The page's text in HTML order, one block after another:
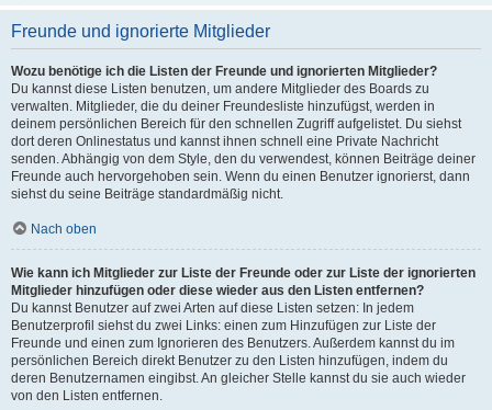
Freunde und ignorierte Mitglieder
Wozu benötige ich die Listen der Freunde und ignorierten Mitglieder?
Du kannst diese Listen benutzen, um andere Mitglieder des Boards zu
verwalten. Mitglieder, die du deiner Freundesliste hinzufügst, werden in
deinem persönlichen Bereich für den schnellen Zugriff aufgelistet. Du siehst
dort deren Onlinestatus und kannst ihnen schnell eine Private Nachricht
senden. Abhängig von dem Style, den du verwendest, können Beiträge deiner
Freunde auch hervorgehoben sein. Wenn du einen Benutzer ignorierst, dann
siehst du seine Beiträge standardmäßig nicht.
Nach oben
Wie kann ich Mitglieder zur Liste der Freunde oder zur Liste der ignorierten
Mitglieder hinzufügen oder diese wieder aus den Listen entfernen?
Du kannst Benutzer auf zwei Arten auf diese Listen setzen: In jedem
Benutzerprofil siehst du zwei Links: einen zum Hinzufügen zur Liste der
Freunde und einen zum Ignorieren des Benutzers. Außerdem kannst du im
persönlichen Bereich direkt Benutzer zu den Listen hinzufügen, indem du
deren Benutzernamen eingibst. An gleicher Stelle kannst du sie auch wieder
von den Listen entfernen.